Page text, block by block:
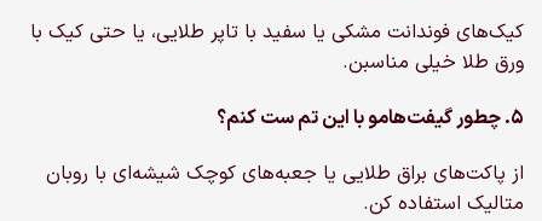
کیک‌های فوندانت مشکی یا سفید با تاپر طلایی، یا حتی کیک با
ورق طلا خیلی مناسبن.
۵. چطور گیفت‌هامو با این تم ست کنم؟
از پاکت‌های براق طلایی یا جعبه‌های کوچک شیشه‌ای با روبان
متالیک استفاده کن.